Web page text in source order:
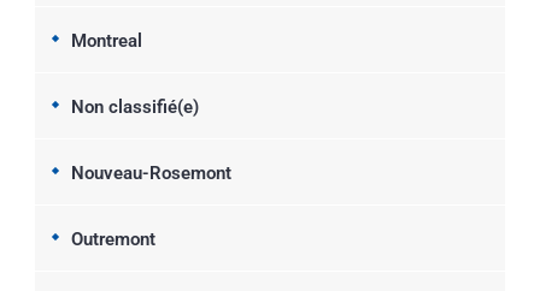
Montreal
Non classifié(e)
Nouveau-Rosemont
Outremont